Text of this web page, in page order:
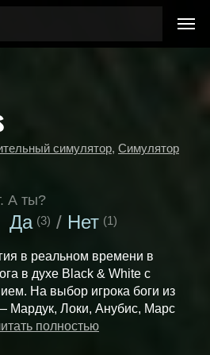
симулятор, Симулятор
А ты?
Да (3) Нет (1)
в реальном времени в
в духе Black & White с
На выбор игрока боги из
Мардук, Локи, Анубис, Марс
полностью